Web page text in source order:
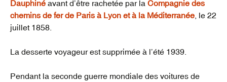
Dauphiné avant d’être rachetée par la Compagnie des
chemins de fer de Paris à Lyon et à la Méditerranée , le 22
juillet 1858.
La desserte voyageur est supprimée à l’été 1939.
Pendant la seconde guerre mondiale des voitures de